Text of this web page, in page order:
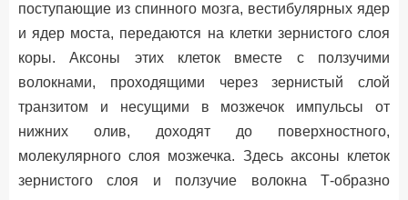
поступающие из спинного мозга, вестибулярных ядер
и ядер моста, передаются на клетки зернистого слоя
коры. Аксоны этих клеток вместе с ползучими
волокнами, проходящими через зернистый слой
транзитом и несущими в мозжечок импульсы от
нижних олив, доходят до поверхностного,
молекулярного слоя мозжечка. Здесь аксоны клеток
зернистого слоя и ползучие волокна Т-образно